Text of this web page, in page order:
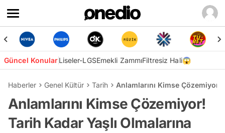
Güncel KonularLiseler-LGSEmekli ZammıFiltresiz Hali😱
Haberler Genel Kültür Tarih Anlamlarını Kimse Çözemiyor!
Anlamlarını Kimse Çözemiyor!
Tarih Kadar Yaşlı Olmalarına